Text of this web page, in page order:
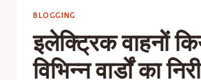
BLOGGING
इलेक्ट्रिक वाहनों
विभिन्न वार्डों का